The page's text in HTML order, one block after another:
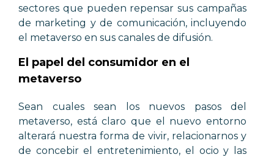
sectores que pueden repensar sus campañas
de marketing y de comunicación, incluyendo
el metaverso en sus canales de difusión.
El papel del consumidor en el
metaverso
Sean cuales sean los nuevos pasos del
metaverso, está claro que el nuevo entorno
alterará nuestra forma de vivir, relacionarnos y
de concebir el entretenimiento, el ocio y las